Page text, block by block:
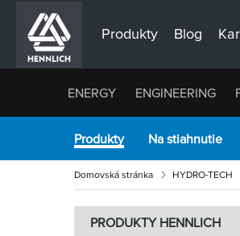
Produkty Blog
ENERGY ENGINEERING
Produkty Na stiahnutie
Domovská stránka HYDRO-TECH
PRODUKTY HENNLICH